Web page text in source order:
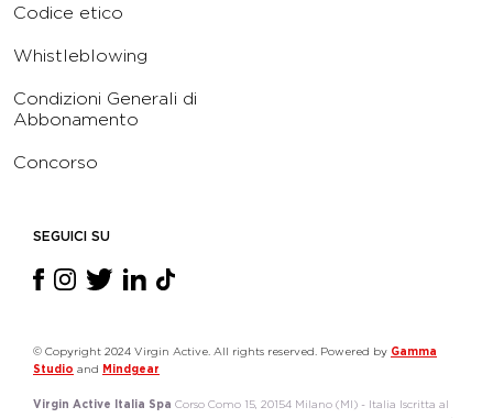
Codice etico
Whistleblowing
Condizioni Generali di
Abbonamento
Concorso
SEGUICI SU
© Copyright 2024 Virgin Active. All rights reserved. Powered by Gamma
Studio and Mindgear
Virgin Active Italia Spa Corso Como 15, 20154 Milano (MI) - Italia Iscritta al